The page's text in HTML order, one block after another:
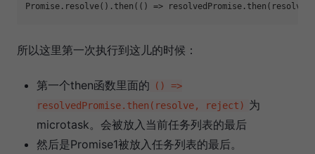
Promise .resolve().then( () =>
所以这里第一次执行到这儿的时候：
第一个then函数里面的
() =>
resolvedPromise.then(resolve, reject) 为
microtask。会被放入当前任务列表的最后
然后是Promise1被放入任务列表的最后。